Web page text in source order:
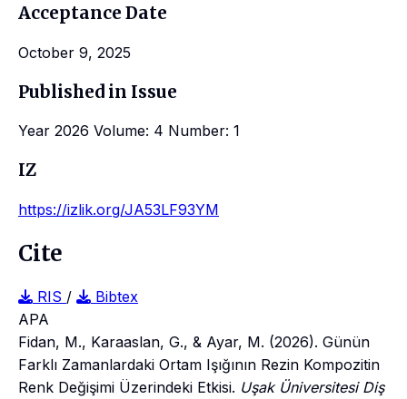
Acceptance Date
October 9, 2025
Published in Issue
Year 2026 Volume: 4 Number: 1
IZ
https://izlik.org/JA53LF93YM
Cite
RIS /
Bibtex
APA
Fidan, M., Karaaslan, G., & Ayar, M. (2026). Günün
Farklı Zamanlardaki Ortam Işığının Rezin Kompozitin
Renk Değişimi Üzerindeki Etkisi. Uşak Üniversitesi Diş